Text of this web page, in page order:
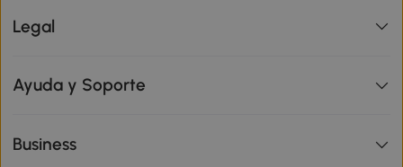
Legal
Ayuda y Soporte
Business